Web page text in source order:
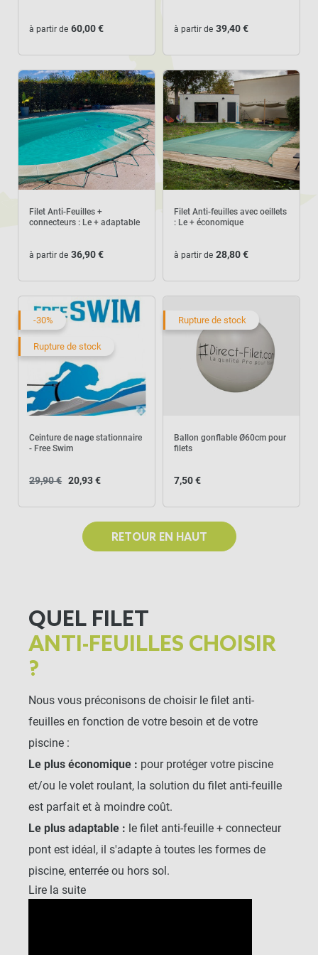
à partir de 60,00 € à partir de 39,40 €
Filet Anti-Feuilles +
connecteurs : Le + adaptable
à partir de 36,90 €
Filet Anti-feuilles avec oeillets
: Le + économique
à partir de 28,80 €
-30%
Rupture de stock
Ceinture de nage stationnaire
- Free Swim
29,90 € 20,93 €
Rupture de stock
Ballon gonflable Ø60cm pour
filets
7,50 €
RETOUR EN HAUT
QUEL FILET
ANTI-FEUILLES CHOISIR
?
Nous vous préconisons de choisir le filet anti-
feuilles en fonction de votre besoin et de votre
piscine :
Le plus économique : pour protéger votre piscine
et/ou le volet roulant, la solution du filet anti-feuille
est parfait et à moindre coût.
Le plus adaptable : le filet anti-feuille + connecteur
pont est idéal, il s'adapte à toutes les formes de
piscine, enterrée ou hors sol.
Le plus robuste
Lire la suite